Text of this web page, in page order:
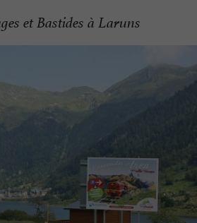
et Bastides à Laruns